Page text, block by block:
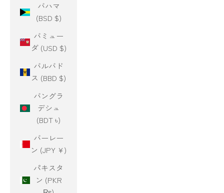
バハマ
(BSD $)
バミュー
ダ (USD $)
バルバド
ス (BBD $)
バングラ
デシュ
(BDT ৳)
バーレー
ン (JPY ¥)
パキスタ
ン (PKR